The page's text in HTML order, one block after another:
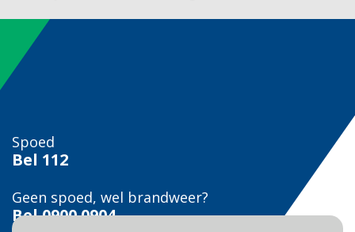
Spoed
Bel 112
Geen spoed, wel brandweer?
Bel0900 0904